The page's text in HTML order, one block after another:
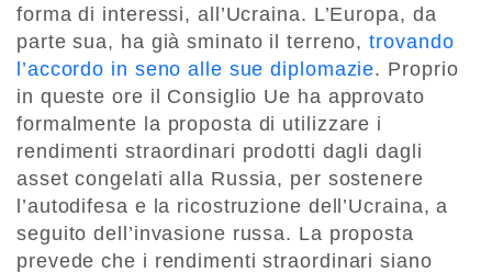
forma di interessi, all’Ucraina. L’Europa, da
parte sua, ha già sminato il terreno,trovando
l’accordo in seno alle sue diplomazie. Proprio
in queste ore il Consiglio Ue ha approvato
formalmente la proposta di utilizzare i
rendimenti straordinari prodotti dagli dagli
asset congelati alla Russia, per sostenere
l’autodifesa e la ricostruzione dell’Ucraina, a
seguito dell’invasione russa. La proposta
prevede che i rendimenti straordinari siano